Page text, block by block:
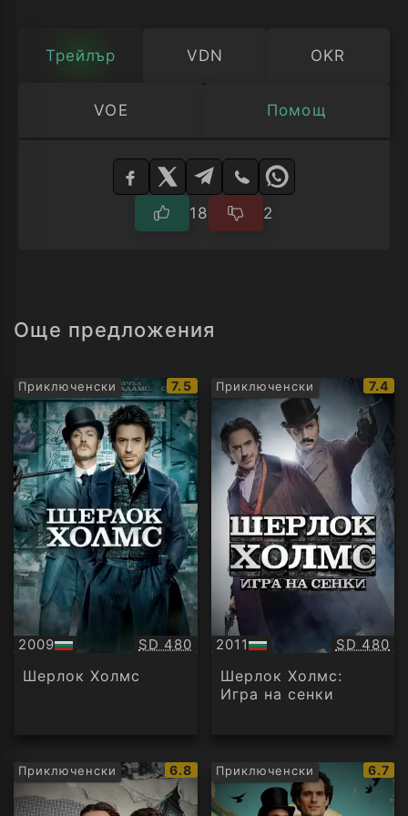
Трейлър VDN OKR
VOE Помощ
Изберете
18 2
Още предложения
Приключенски
IMDb
рейтинг:
7.5
2009
БГ
аудио
Качество:
SD 480
Шерлок Холмс
Приключенски
IMDb
7.4
2011
БГ
аудио
SD 480
Шерлок Холмс:
Игра на сенки
Приключенски
IMDb
рейтинг:
6.8 Приключенски
IMDb
6.7